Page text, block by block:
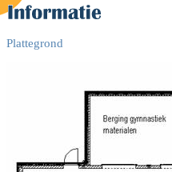
Plattegrond